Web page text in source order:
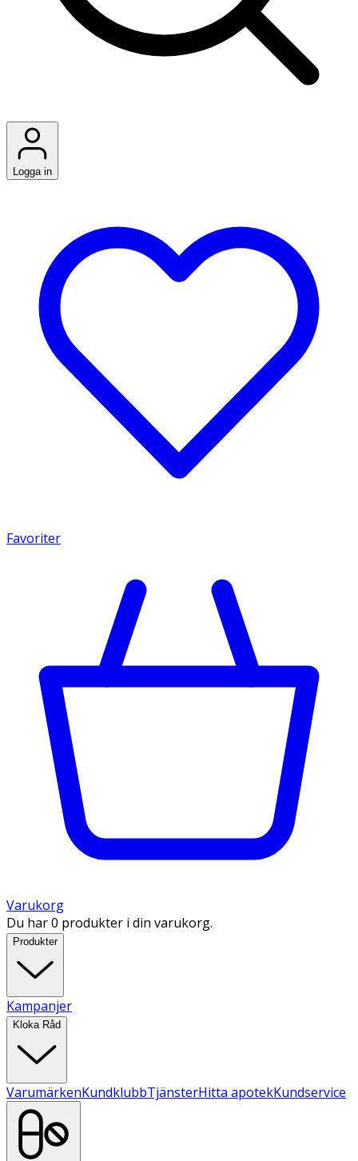
Logga in
Favoriter
Varukorg
Du har 0 produkter i din varukorg.
Produkter
Kampanjer
Kloka Råd
VarumärkenKundklubbTjänsterHitta apotekKundservice